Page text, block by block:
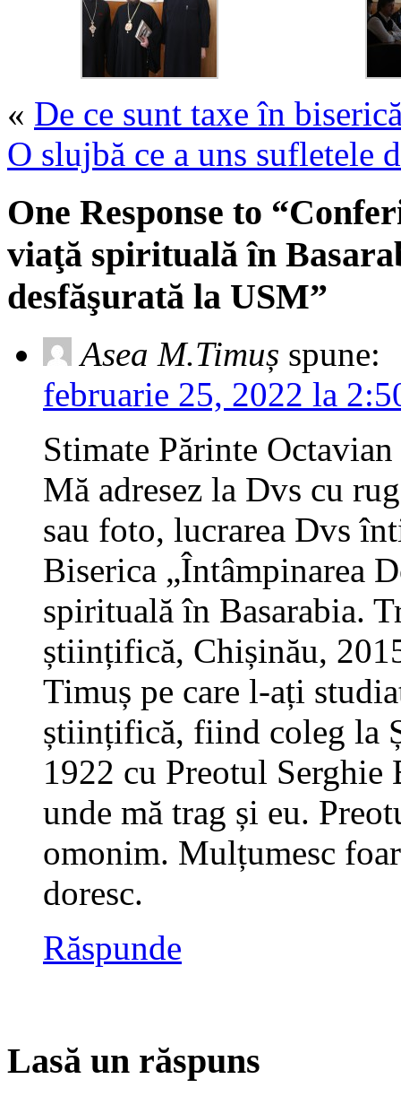
« De ce sunt taxe în
O slujbă ce a uns sufletele
One Response to
viaţă spirituală în
desfăşurată la USM”
Asea M.Timuș spune:
februarie 25, 2022 la
Stimate Părinte
Mă adresez la Dvs cu
sau foto, lucrarea Dvs
Biserica „Întâmpinarea
spirituală în Basarabia.
științifică, Chișinău,
Timuș pe care l-ați
științifică, fiind coleg la
1922 cu Preotul
unde mă trag și eu.
omonim. Mulțumesc
doresc.
Răspunde
Lasă un răspuns